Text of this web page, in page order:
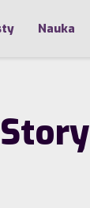
Nauka